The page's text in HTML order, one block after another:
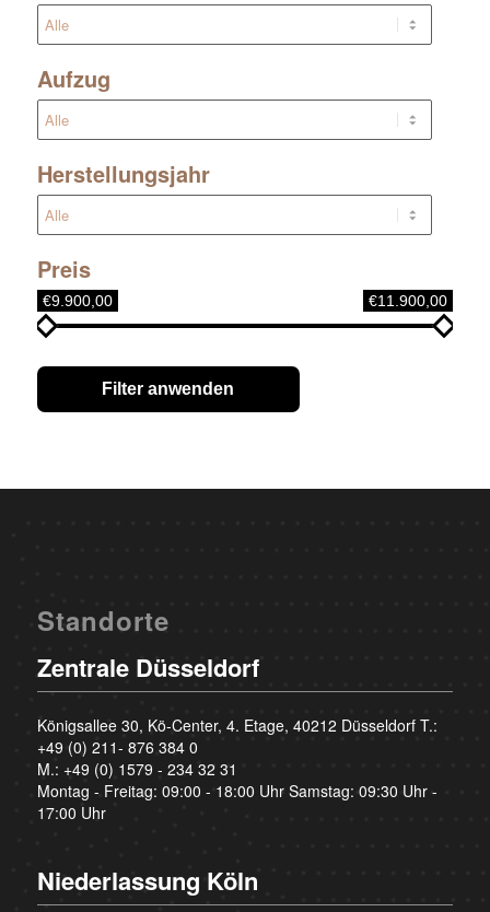
Aufzug
Herstellungsjahr
Preis
€9.900,00 €11.900,00
Filter anwenden
Standorte
Zentrale Düsseldorf
Königsallee 30, Kö-Center, 4. Etage, 40212 Düsseldorf T.:
+49 (0) 211- 876 384 0
M.: +49 (0) 1579 - 234 32 31
Montag - Freitag: 09:00 - 18:00 Uhr Samstag: 09:30 Uhr -
17:00 Uhr
Niederlassung Köln